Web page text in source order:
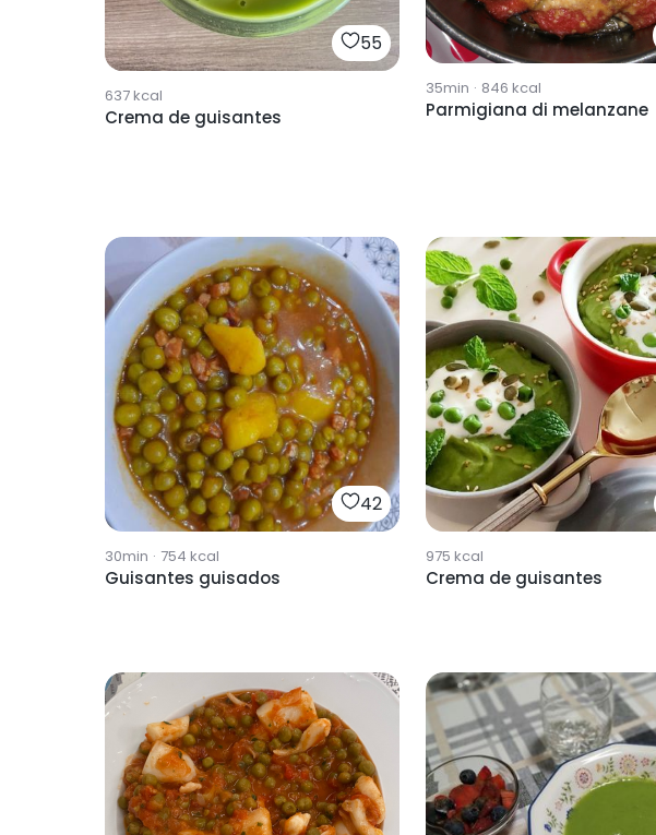
55
637kcal
Crema de guisantes
35min · 846 kcal
Parmigiana di melanzane
42
30min · 754 kcal
Guisantes guisados
975 kcal
Crema de guisantes